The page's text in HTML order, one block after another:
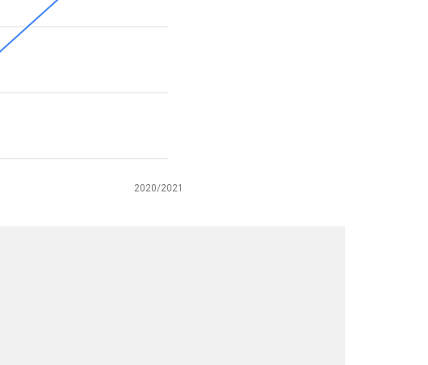
2020/2021